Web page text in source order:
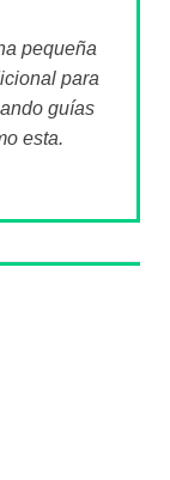
pequeña
para
guías
esta.